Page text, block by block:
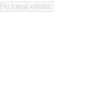
Più lunga validità